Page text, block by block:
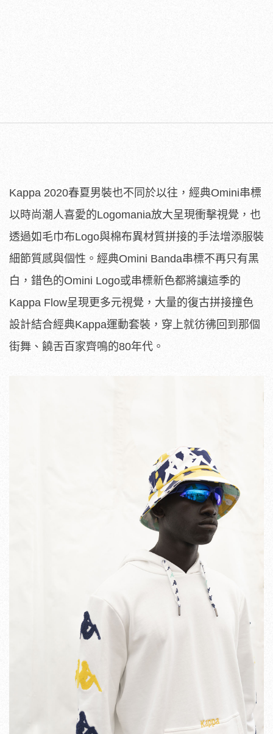
Kappa 2020春夏男裝也不同於以往，經典Omini串標
以時尚潮人喜愛的Logomania放大呈現衝擊視覺，也
透過如毛巾布Logo與棉布異材質拼接的手法增添服裝
細節質感與個性。經典Omini Banda串標不再只有黑
白，錯色的Omini Logo或串標新色都將讓這季的
Kappa Flow呈現更多元視覺，大量的復古拼接撞色
設計結合經典Kappa運動套裝，穿上就彷彿回到那個
街舞、饒舌百家齊鳴的80年代。